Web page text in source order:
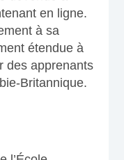
en ligne.
à sa
étendue à
des apprenants
Britannique.